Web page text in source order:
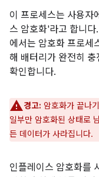
이 프로세스는 사용자
스 암호화'라고 합니
에서는 암호화 프로세
해 배터리가 완전히
확인합니다.
경고: 암호화가 끝나
일부만 암호화된 상태로
든 데이터가 사라집니다.
인플레이스 암호화를